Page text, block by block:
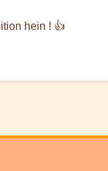
hein ! 👍